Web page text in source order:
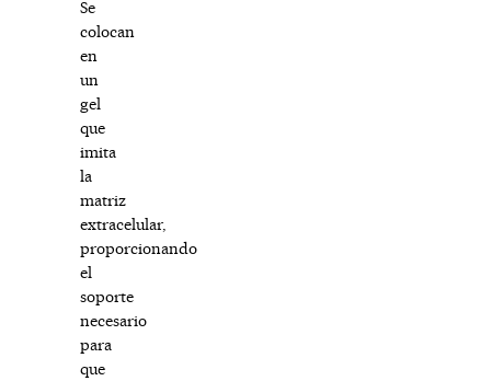
Se
colocan
en
un
gel
que
imita
la
matriz
extracelular,
proporcionando
el
soporte
necesario
para
que